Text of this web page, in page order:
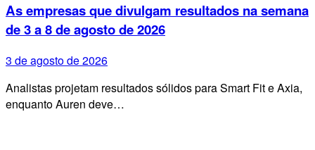
As empresas que divulgam resultados na semana
de 3 a 8 de agosto de 2026
3 de agosto de 2026
Analistas projetam resultados sólidos para Smart Fit e Axia,
enquanto Auren deve…